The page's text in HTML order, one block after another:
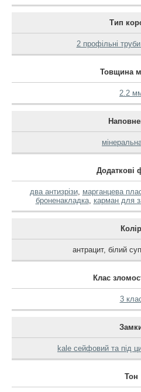
Тип
2 профільні
Товщина
2.2
Додаткові
два антизрізи, марганцева
броненакладка, карман для
Колір
антрацит, білий
Клас
3
kale сейфовий та під
Тон